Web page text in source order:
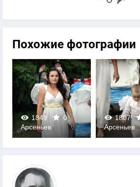
Похожие фотографии
1849
0
0
Арсеньев
1807
0
Арсеньев